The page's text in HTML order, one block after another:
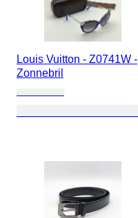
Louis Vuitton - Z0741W -
Zonnebril